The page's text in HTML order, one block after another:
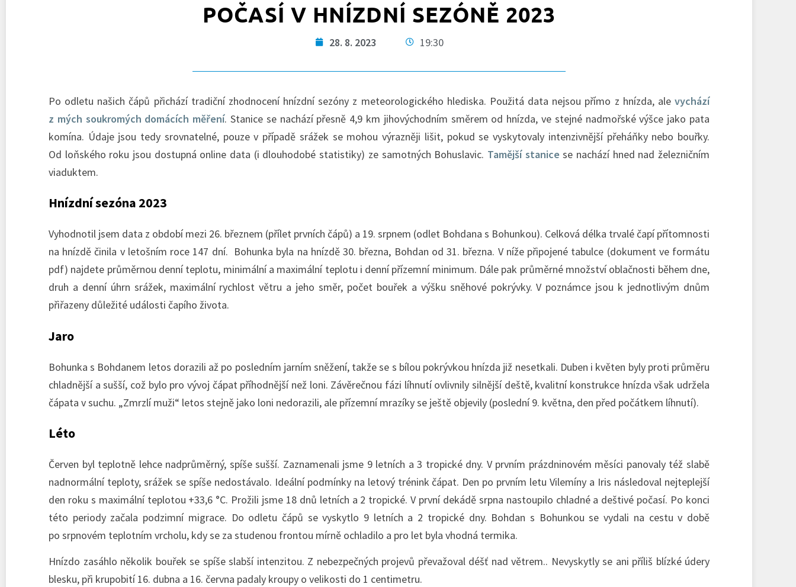
POČASÍ V HNÍZDNÍ SEZÓNĚ 2023
28. 8. 2023 19:30
Po odletu našich čápů přichází tradiční zhodnocení hnízdní sezóny z meteorologického hlediska. Použitá data nejsou přímo z hnízda, ale vychází
z mých soukromých domácích měření. Stanice se nachází přesně 4,9 km jihovýchodním směrem od hnízda, ve stejné nadmořské výšce jako pata
komína. Údaje jsou tedy srovnatelné, pouze v případě srážek se mohou výrazněji lišit, pokud se vyskytovaly intenzivnější přeháňky nebo bouřky.
Od loňského roku jsou dostupná online data (i dlouhodobé statistiky) ze samotných Bohuslavic. Tamější stanice se nachází hned nad železničním
viaduktem.
Hnízdní sezóna 2023
Vyhodnotil jsem data z období mezi 26. březnem (přílet prvních čápů) a 19. srpnem (odlet Bohdana s Bohunkou). Celková délka trvalé čapí přítomnosti
na hnízdě činila v letošním roce 147 dní. Bohunka byla na hnízdě 30. března, Bohdan od 31. března. V níže připojené tabulce (dokument ve formátu
pdf) najdete průměrnou denní teplotu, minimální a maximální teplotu i denní přízemní minimum. Dále pak průměrné množství oblačnosti během dne,
druh a denní úhrn srážek, maximální rychlost větru a jeho směr, počet bouřek a výšku sněhové pokrývky. V poznámce jsou k jednotlivým dnům
přiřazeny důležité události čapího života.
Jaro
Bohunka s Bohdanem letos dorazili až po posledním jarním sněžení, takže se s bílou pokrývkou hnízda již nesetkali. Duben i květen byly proti průměru
chladnější a sušší, což bylo pro vývoj čápat příhodnější než loni. Závěrečnou fázi líhnutí ovlivnily silnější deště, kvalitní konstrukce hnízda však udržela
čápata v suchu. „Zmrzlí muži“ letos stejně jako loni nedorazili, ale přízemní mrazíky se ještě objevily (poslední 9. května, den před počátkem líhnutí).
Léto
Červen byl teplotně lehce nadprůměrný, spíše sušší. Zaznamenali jsme 9 letních a 3 tropické dny. V prvním prázdninovém měsíci panovaly též slabě
nadnormální teploty, srážek se spíše nedostávalo. Ideální podmínky na letový trénink čápat. Den po prvním letu Vilemíny a Iris následoval nejteplejší
den roku s maximální teplotou +33,6 °C. Prožili jsme 18 dnů letních a 2 tropické. V první dekádě srpna nastoupilo chladné a deštivé počasí. Po konci
této periody začala podzimní migrace. Do odletu čápů se vyskytlo 9 letních a 2 tropické dny. Bohdan s Bohunkou se vydali na cestu v době
po srpnovém teplotním vrcholu, kdy se za studenou frontou mírně ochladilo a pro let byla vhodná termika.
Hnízdo zasáhlo několik bouřek se spíše slabší intenzitou. Z nebezpečných projevů převažoval déšť nad větrem.. Nevyskytly se ani příliš blízké údery
blesku, při krupobití 16. dubna a 16. června padaly kroupy o velikosti do 1 centimetru.